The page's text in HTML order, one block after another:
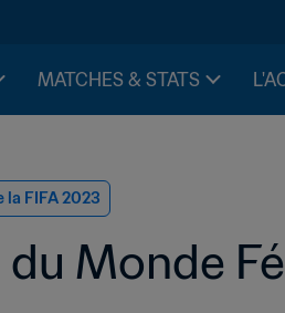
MATCHES & STATS
la FIFA 2023
Monde